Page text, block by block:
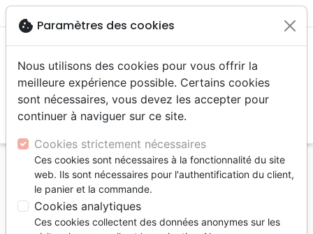
menu
Accueil Livres Recueils de chants
Adultes
Chants de victoire - avec partitions
Chants de victoire
cookie Paramètres des cookies
Nous utilisons des cookies pour vous offrir la
meilleure expérience possible. Certains cookies
sont nécessaires, vous devez les accepter pour
continuer à naviguer sur ce site.
Cookies strictement nécessaires
Ces cookies sont nécessaires à la fonctionnalité du site
web. Ils sont nécessaires pour l'authentification du client,
le panier et la commande.
Cookies analytiques
Ces cookies collectent des données anonymes sur les